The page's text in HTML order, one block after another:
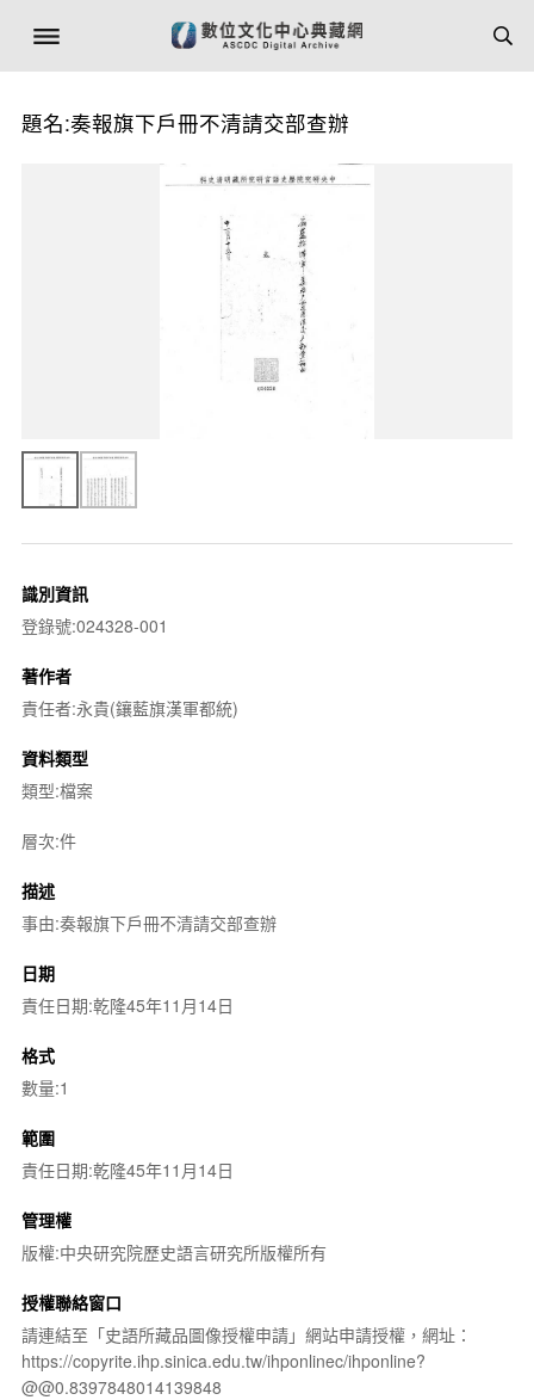
題名:奏報旗下戶冊不清請交部查辦
識別資訊
登錄號:024328-001
著作者
責任者:永貴(鑲藍旗漢軍都統)
資料類型
類型:檔案
層次:件
描述
事由:奏報旗下戶冊不清請交部查辦
日期
責任日期:乾隆45年11月14日
格式
數量:1
範圍
責任日期:乾隆45年11月14日
管理權
版權:中央研究院歷史語言研究所版權所有
授權聯絡窗口
請連結至「史語所藏品圖像授權申請」網站申請授權，網址：
https://copyrite.ihp.sinica.edu.tw/ihponlinec/ihponline?
@@0.8397848014139848